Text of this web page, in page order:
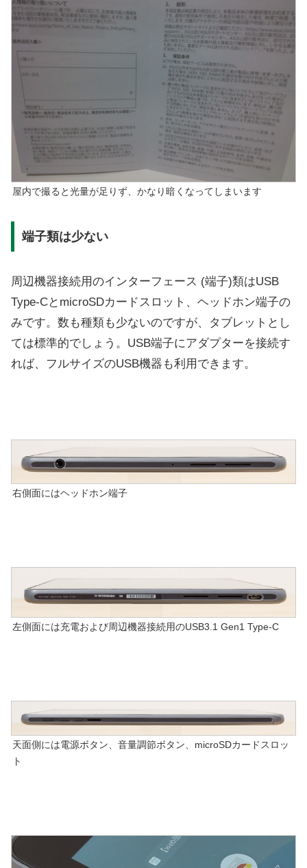
屋内で撮ると光量が足りず、かなり暗くなってしまいます
端子類は少ない
周辺機器接続用のインターフェース (端子)類はUSB
Type-CとmicroSDカードスロット、ヘッドホン端子の
みです。数も種類も少ないのですが、タブレットとし
ては標準的でしょう。USB端子にアダプターを接続す
れば、フルサイズのUSB機器も利用できます。
右側面にはヘッドホン端子
左側面には充電および周辺機器接続用のUSB3.1 Gen1 Type-C
天面側には電源ボタン、音量調節ボタン、microSDカードスロッ
ト